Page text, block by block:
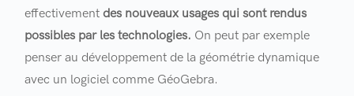
effectivementdes nouveaux usages qui sont rendus
possibles par les technologies. On peut par exemple
penser au développement de la géométrie dynamique
avec un logiciel comme GéoGebra.